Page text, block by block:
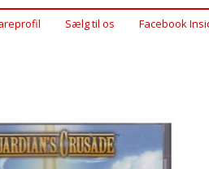
Sælg til os Facebook